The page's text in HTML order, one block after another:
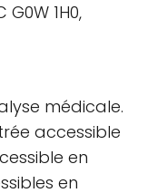
G0W 1H0,
médicale.
accessible
en
en